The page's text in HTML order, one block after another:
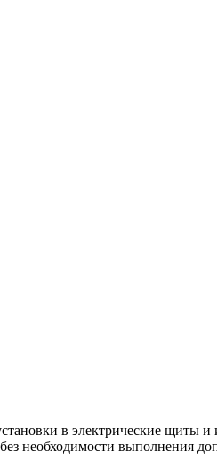
в электрические щиты
необходимости выполнения